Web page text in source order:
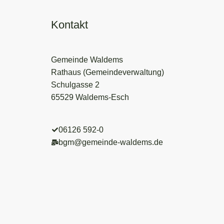
Kontakt
Gemeinde Waldems
Rathaus (Gemeindeverwaltung)
Schulgasse 2
65529 Waldems-Esch
06126 592-0
bgm@gemeinde-waldems.de